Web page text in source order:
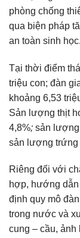
phòng chống
qua biện pháp
an toàn sinh học.
Tại thời điểm
triệu con; đàn
khoảng 6,53
Sản lượng thịt
4,8%; sản lượng
sản lượng trứng
Riêng đối với
hợp, hướng
định quy mô
trong nước và
cung – cầu,